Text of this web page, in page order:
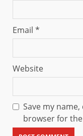
Email *
Website
Save my
browser for